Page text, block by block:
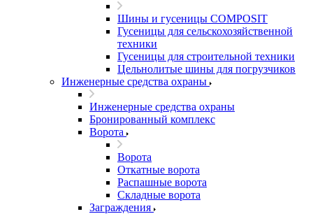
Шины и гусеницы COMPOSIT
Гусеницы для сельскохозяйственной
техники
Гусеницы для строительной техники
Цельнолитые шины для погрузчиков
Инженерные средства охраны
Инженерные средства охраны
Бронированный комплекс
Ворота
Ворота
Откатные ворота
Распашные ворота
Складные ворота
Заграждения